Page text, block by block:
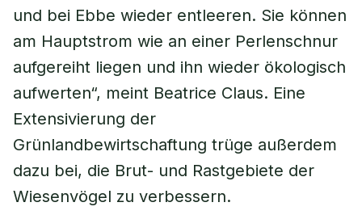
und bei Ebbe wieder entleeren. Sie können
am Hauptstrom wie an einer Perlenschnur
aufgereiht liegen und ihn wieder ökologisch
aufwerten“, meint Beatrice Claus. Eine
Extensivierung der
Grünlandbewirtschaftung trüge außerdem
dazu bei, die Brut- und Rastgebiete der
Wiesenvögel zu verbessern.